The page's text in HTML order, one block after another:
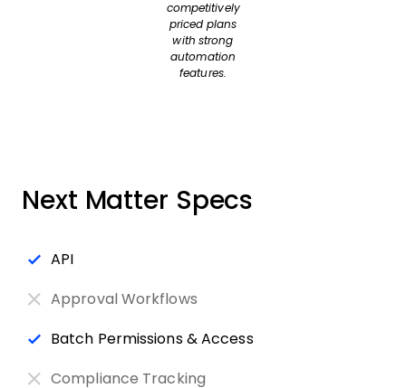
competitively
priced plans
with strong
automation
features.
Next Matter Specs
API
Approval Workflows
Batch Permissions & Access
Compliance Tracking